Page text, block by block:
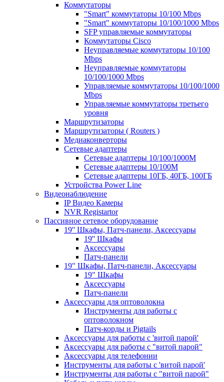
Коммутаторы
"Smart" коммутаторы 10/100 Mbps
"Smart" коммутаторы 10/100/1000 Mbps
SFP управляемые коммутаторы
Коммутаторы Cisco
Неуправляемые коммутаторы 10/100
Mbps
Неуправляемые коммутаторы
10/100/1000 Mbps
Управляемые коммутаторы 10/100/1000
Mbps
Управляемые коммутаторы третьего
уровня
Маршрутизаторы
Маршрутизаторы ( Routers )
Медиаконверторы
Сетевые адаптеры
Сетевые адаптеры 10/100/1000М
Сетевые адаптеры 10/100M
Сетевые адаптеры 10ГБ, 40ГБ, 100ГБ
Устройства Power Line
Видеонаблюдение
IP Видео Камеры
NVR Registartor
Пассивное сетевое оборудование
19'' Шкафы, Патч-панели, Аксессуары
19'' Шкафы
Аксессуары
Патч-панели
19" Шкафы, Патч-панели, Аксессуары
19" Шкафы
Аксессуары
Патч-панели
Аксессуары для оптоволокна
Инструменты для работы с
оптоволокном
Патч-корды и Pigtails
Аксессуары для работы с 'витой парой'
Аксессуары для работы с "витой парой"
Аксессуары для телефонии
Инструменты для работы с 'витой парой'
Инструменты для работы с "витой парой"